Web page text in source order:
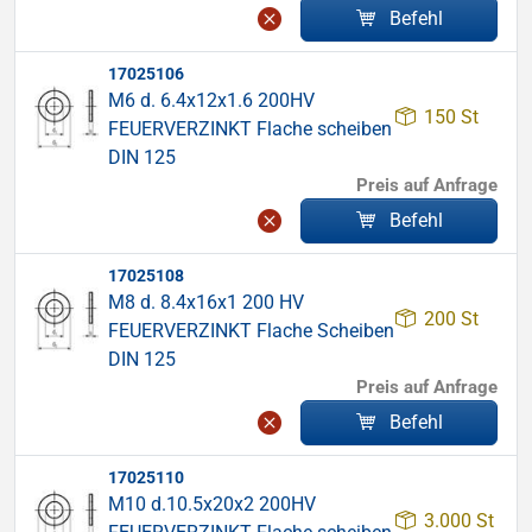
Befehl
17025106
M6 d. 6.4x12x1.6 200HV
FEUERVERZINKT Flache scheiben
DIN 125
150 St
Preis auf Anfrage
Befehl
17025108
M8 d. 8.4x16x1 200 HV
FEUERVERZINKT Flache Scheiben
DIN 125
200 St
Preis auf Anfrage
Befehl
17025110
M10 d.10.5x20x2 200HV
3.000 St